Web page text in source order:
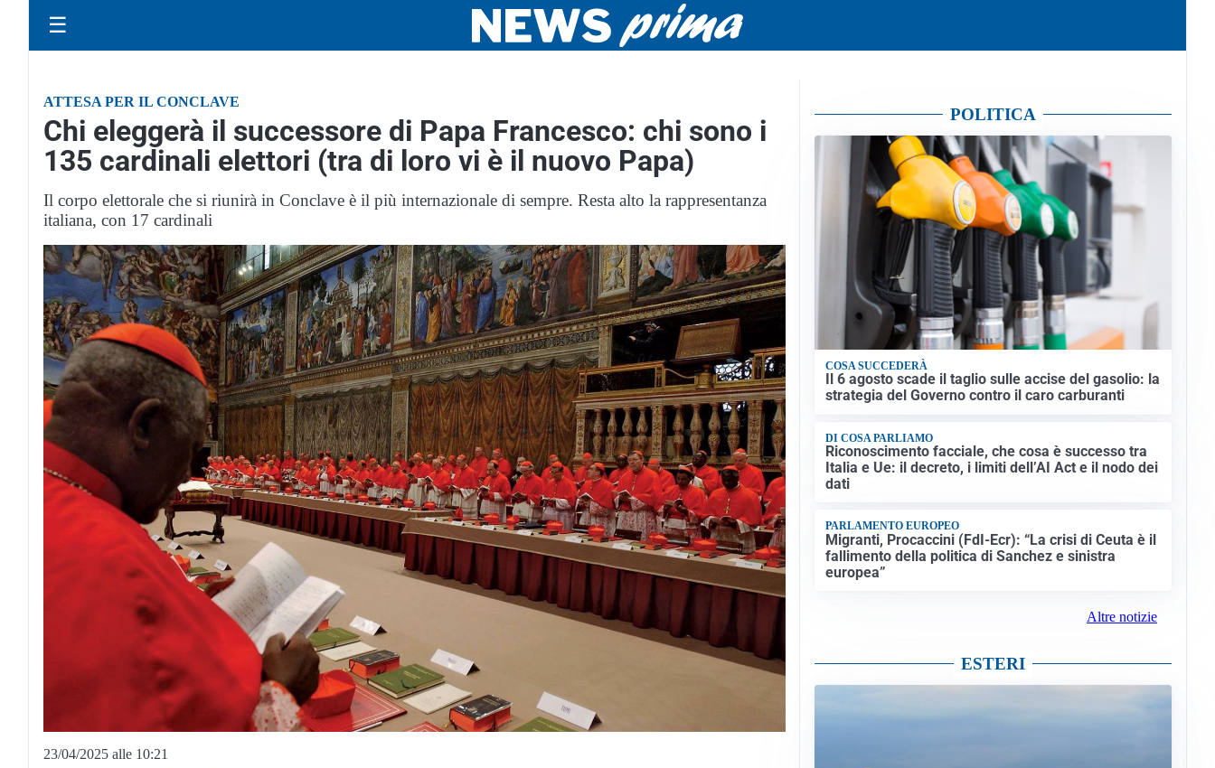
☰
ATTESA PER IL CONCLAVE
Chi eleggerà il successore di Papa Francesco: chi sono i
135 cardinali elettori (tra di loro vi è il nuovo Papa)
Il corpo elettorale che si riunirà in Conclave è il più internazionale di sempre. Resta alto la rappresentanza
italiana, con 17 cardinali
23/04/2025 alle 10:21
POLITICA
COSA SUCCEDERÀ
Il 6 agosto scade il taglio sulle accise del gasolio: la
strategia del Governo contro il caro carburanti
DI COSA PARLIAMO
Riconoscimento facciale, che cosa è successo tra
Italia e Ue: il decreto, i limiti dell’AI Act e il nodo dei
dati
PARLAMENTO EUROPEO
Migranti, Procaccini (FdI-Ecr): “La crisi di Ceuta è il
fallimento della politica di Sanchez e sinistra
europea”
Altre notizie
ESTERI